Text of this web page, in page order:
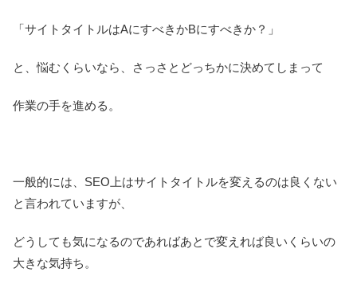
「サイトタイトルはAにすべきかBにすべきか？」
と、悩むくらいなら、さっさとどっちかに決めてしまって
作業の手を進める。
一般的には、SEO上はサイトタイトルを変えるのは良くない
と言われていますが、
どうしても気になるのであればあとで変えれば良いくらいの
大きな気持ち。